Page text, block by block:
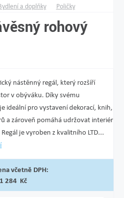
a doplňky Poličky
rohový
nástěnný regál, který rozšíří
v obýváku. Díky svému
ideální pro vystavení dekorací, knih,
a zároveň pomáhá udržovat interiér
je vyroben z kvalitního LTD...
včetně DPH:
1 284 Kč